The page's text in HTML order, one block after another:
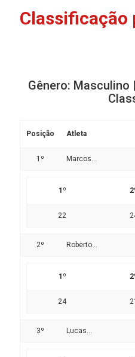
Classificação
Gênero: Masculino
Posição Atleta
1º Marcos...
1º
22
2º Roberto...
1º
24
3º Lucas...